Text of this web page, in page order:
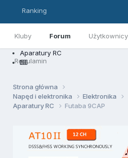
Kluby Forum
Regulamin
Ranking
Aparatury RC
Strona główna
Napęd i elektronika
Elektronika
Aparatury RC
Futaba 9CAP